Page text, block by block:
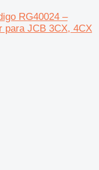
RG40024 –
para JCB 3CX, 4CX